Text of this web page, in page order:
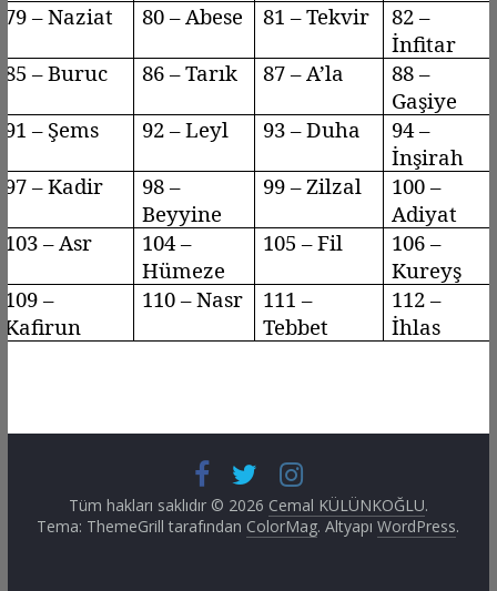
79 –Naziat 80 – Abese 81 –Tekvir
82 –
İnfitar
85 –Buruc 86 – Tarık 87 – A’la
88 –
Gaşiye
91 – Şems
92 –Leyl 93 –Duha
94 –
İnşirah
97 – Kadir
98 –
Beyyine
99 – Zilzal
100 –
Adiyat
103 – Asr
104 –
Hümeze
105 – Fil
106 –
Kureyş
109 –
Kafirun
110 –Nasr
111 –
Tebbet
112 –
İhlas
Tüm hakları saklıdır © 2026 Cemal KÜLÜNKOĞLU.
Tema: ThemeGrill tarafından ColorMag. AltyapıWordPress.